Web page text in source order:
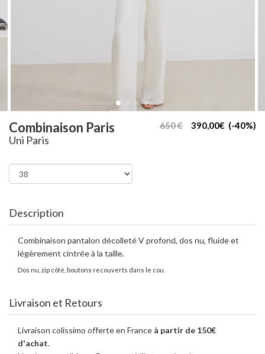
Combinaison Paris 650 € 390,00€ (-40%)
Uni Paris
Description
Combinaison pantalon décolleté V profond, dos nu, fluide et
légèrement cintrée à la taille.
Dos nu, zip côté, boutons recouverts dans le cou.
Livraison et Retours
Livraison colissimo offerte en France à partir de 150€
d'achat.